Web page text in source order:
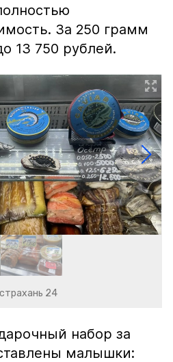
За 250 грамм
13 750 рублей.
24
набор за
малышки: